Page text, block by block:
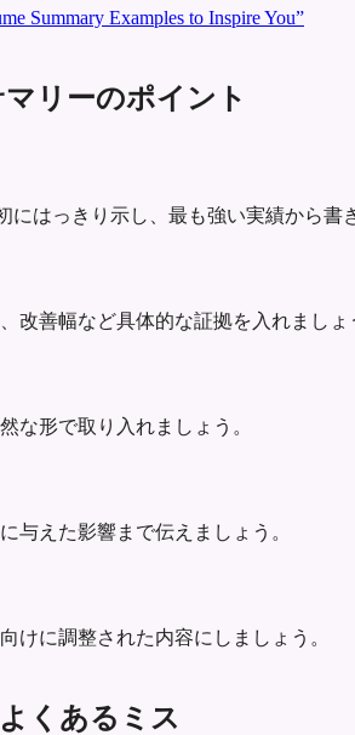
Summary Examples to Inspire You”
リーのポイント
にはっきり示し、最も強い実績から書
改善幅など具体的な証拠を入れましょ
な形で取り入れましょう。
与えた影響まで伝えましょう。
けに調整された内容にしましょう。
くあるミス